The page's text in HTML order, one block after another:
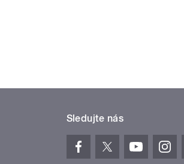
Sledujte nás